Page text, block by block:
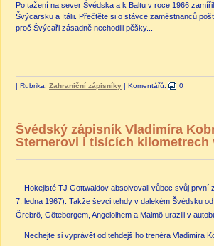
Po tažení na sever Švédska a k Baltu v roce 1966
Švýcarsku a Itálii. Přečtěte si o stávce zaměstnanců
proč Švýcaři zásadně nechodili pěšky...
| Rubrika: Zahraniční zápisníky | Komentářů: 0
Švédský zápisník Vladimíra
Sternerovi i tisících kilometrech
Hokejisté TJ Gottwaldov absolvovali vůbec svůj první
7. ledna 1967). Takže ševci tehdy v dalekém Švédsku
Örebrö, Göteborgem, Angelolhem a Malmö urazili v
Nechejte si vyprávět od tehdejšího trenéra Vladimíra